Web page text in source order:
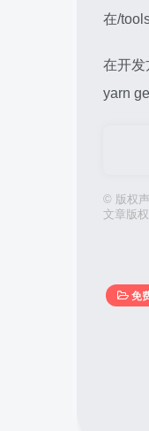
在/
在开发
yarn
© 版权
文章版
免